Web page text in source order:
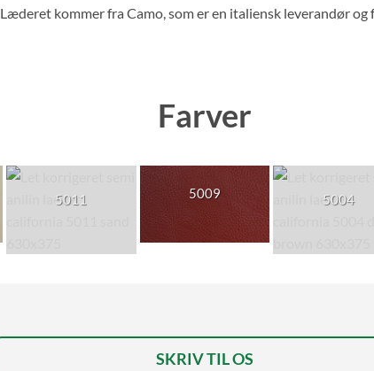
Læderet kommer fra Camo, som er en italiensk leverandør
Farver
5011 5009 5004
SKRIV TIL OS